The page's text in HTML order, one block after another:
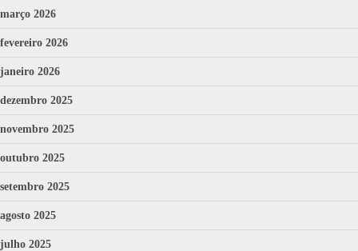
março 2026
fevereiro 2026
janeiro 2026
dezembro 2025
novembro 2025
outubro 2025
setembro 2025
agosto 2025
julho 2025